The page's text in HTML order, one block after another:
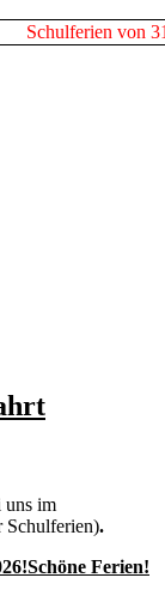
Schulferien von
uns im
Schulferien).
!Schöne Ferien!